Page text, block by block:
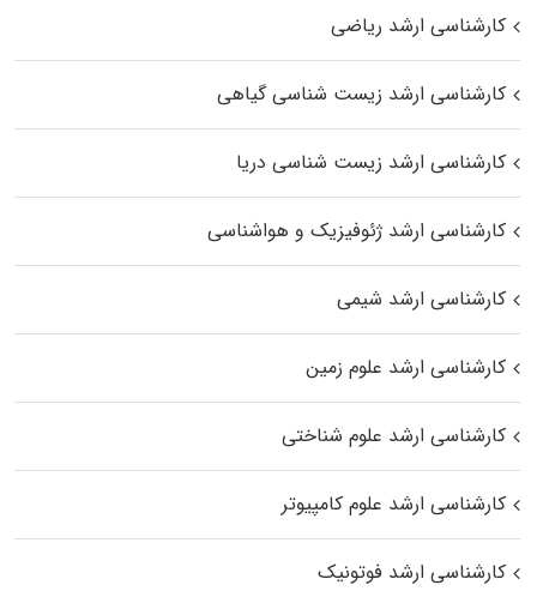
کارشناسی ارشد ریاضی
کارشناسی ارشد زیست‌ شناسی گیاهی
کارشناسی ارشد زیست‌ شناسی دریا
کارشناسی ارشد ژئوفیزیک و هواشناسی
کارشناسی ارشد شیمی
کارشناسی ارشد علوم زمین
کارشناسی ارشد علوم شناختی
کارشناسی ارشد علوم کامپیوتر
کارشناسی ارشد فوتونیک